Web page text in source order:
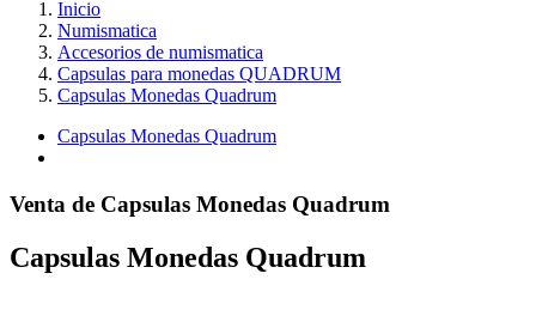
Inicio
Numismatica
Accesorios de numismatica
Capsulas para monedas QUADRUM
Capsulas Monedas Quadrum
Capsulas Monedas Quadrum
Venta de Capsulas Monedas Quadrum
Capsulas Monedas Quadrum